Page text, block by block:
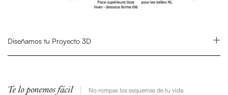
Diseñamos tu Proyecto 3D
Te lo ponemos fácil No rompas los esquemas de tu vida